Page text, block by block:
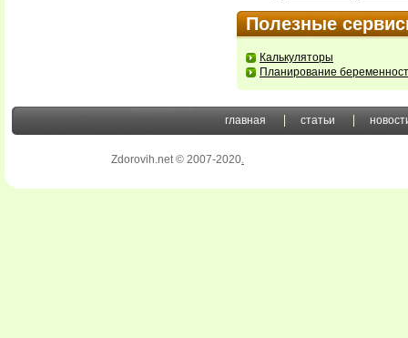
Полезные
Калькуляторы
Планирование
главная статьи
Zdorovih.net © 2007-2020